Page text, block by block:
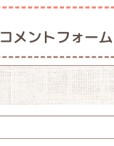
コメントフォーム